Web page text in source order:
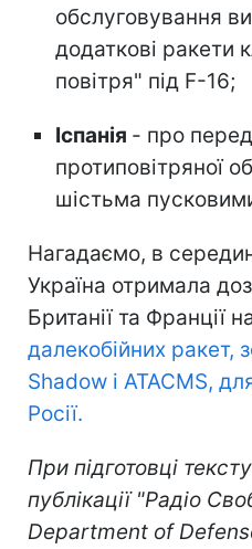
обслуговування
додаткові ракети
повітря" під F-16;
Іспанія - про
протиповітряної
шістьма
Нагадаємо, в
Україна отримала
Британії та Франції
далекобійних ракет,
Shadow і ATACMS,
Росії.
При підготовці
публікації "Радіо
Department of